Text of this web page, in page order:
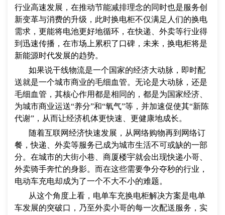
行业高速发展，在推动节能减排理念的同时也是服务创
新变革与消费的升级，此时换电柜不仅满足人们的换电
需求，更能将电池更好地循环，在快递、外卖等行业得
到迅速传播，在市场上累积了口碑，未来，换电柜将是
新能源时代发展的趋势。
如果说干线物流是一个国家的经济大动脉，即时配
送就是一个城市商业的毛细血管。无论是大动脉，还是
毛细血管，其核心作用都是相同的，都是为国家经济、
为城市商业运送“养分”和“氧气”等，并加速促使其“新陈
代谢”，从而让经济机体更快速、更健康地成长。
随着互联网经济快速发展，从网络购物再到网络订
餐，快递、外卖等服务已成为城市生活不可或缺的一部
分。在城市的大街小巷、商厦楼宇就会出现快递小哥、
外卖骑手奔忙的身影。而在这些需要争分夺秒的行业，
电动车充电却成为了一个不大不小的难题。
从这个角度上看，电单车充换电柜解决方案是电单
车发展的突破口，乃至外卖小哥的每一次配送服务，实